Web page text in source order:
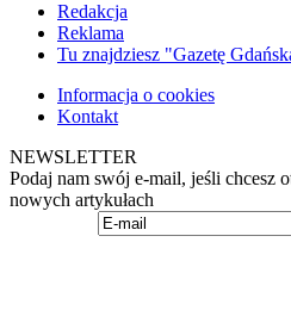
Redakcja
Reklama
Tu znajdziesz "Gazetę
Informacja o cookies
Kontakt
NEWSLETTER
Podaj nam swój e-mail, jeśli chcesz
nowych artykułach